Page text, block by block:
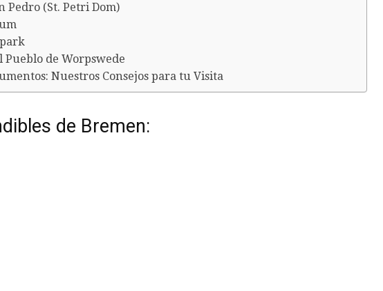
Pedro (St. Petri Dom)
Pueblo de Worpswede
Nuestros Consejos para tu Visita
de Bremen: